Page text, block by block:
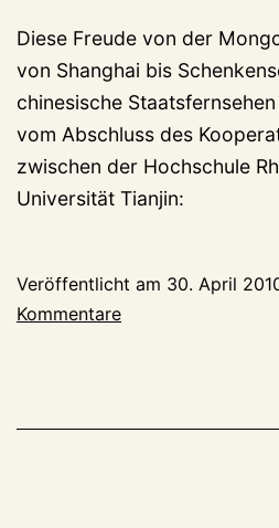
Diese Freude von der
von Shanghai bis
chinesische
vom Abschluss des
zwischen der Hochschule
Universität Tianjin:
Veröffentlicht am 30. April
Kommentare